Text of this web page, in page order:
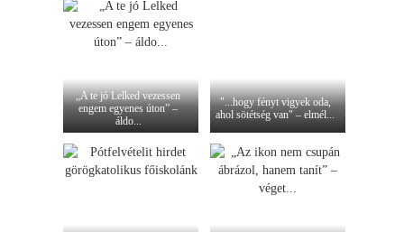
„A te jó Lelked vezessen
engem egyenes úton” –
áldo...
"...hogy fényt vigyek oda,
ahol sötétség van" – elmél...